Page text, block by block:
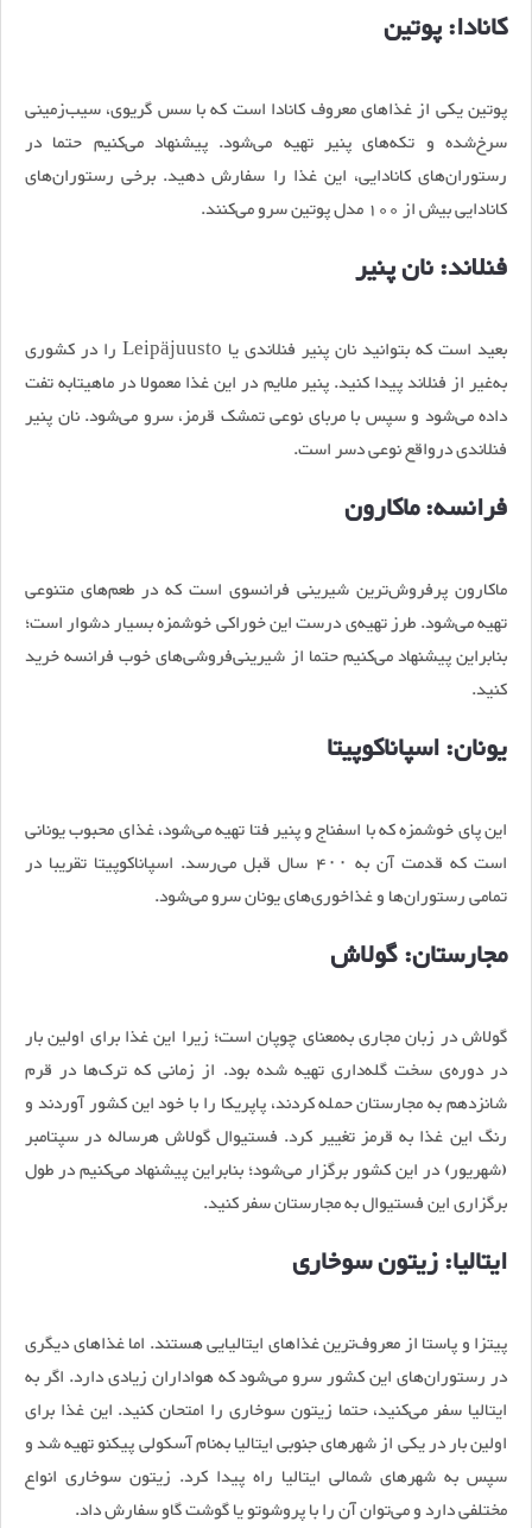
کانادا: پوتین
پوتین یکی از غذاهای معروف کانادا است که با سس گریوی، سیب‌زمینی
سرخ‌شده و تکه‌های پنیر تهیه می‌شود. پیشنهاد می‌کنیم حتما در
رستوران‌های کانادایی،‌ این غذا را سفارش دهید. برخی رستوران‌های
کانادایی بیش از 100 مدل پوتین سرو می‌کنند.
فنلاند: نان پنیر
بعید است که بتوانید نان پنیر فنلاندی یا Leipäjuusto را در کشوری
به‌غیر از فنلاند پیدا کنید. پنیر ملایم در این غذا معمولا در ماهیتابه تفت
داده می‌شود و سپس با مربای نوعی تمشک قرمز، سرو می‌شود. نان پنیر
فنلاندی درواقع نوعی دسر است.
فرانسه: ماکارون
ماکارون پرفروش‌ترین شیرینی فرانسوی است که در طعم‌های متنوعی
تهیه می‌شود. طرز تهیه‌ی درست این خوراکی خوشمزه بسیار دشوار است؛
بنابراین پیشنهاد می‌کنیم حتما از شیرینی‌‌فروشی‌های خوب فرانسه خرید
کنید.
یونان: اسپاناکوپیتا
این پای خوشمزه که با اسفناج و پنیر فتا تهیه می‌شود، غذای محبوب یونانی
است که قدمت آن به ۴۰۰ سال قبل می‌رسد. اسپاناکوپیتا تقریبا در
تمامی رستوران‌ها و غذاخوری‌های یونان سرو می‌شود.
مجارستان: گولاش
گولاش در زبان مجاری به‌معنای چوپان است؛ زیرا این غذا برای اولین بار
در دوره‌ی سخت گله‌داری تهیه شده بود. از زمانی که ترک‌ها در قرم
شانزدهم به مجارستان حمله کردند، پاپریکا را با خود این کشور آوردند و
رنگ این غذا به قرمز تغییر کرد. فستیوال گولاش هرساله در سپتامبر
(شهریور) در این کشور برگزار می‌شود؛ بنابراین پیشنهاد می‌کنیم در طول
برگزاری این فستیوال به مجارستان سفر کنید.
ایتالیا: زیتون سوخاری
پیتزا و پاستا از معروف‌ترین غذاهای ایتالیایی هستند. اما غذاهای دیگری
در رستوران‌های این کشور سرو می‌شود که هواداران زیادی دارد. اگر به
ایتالیا سفر می‌کنید، حتما زیتون سوخاری را امتحان کنید. این غذا برای
اولین بار در یکی از شهرهای جنوبی ایتالیا به‌نام آسکولی پیکنو تهیه شد و
سپس به شهرهای شمالی ایتالیا راه پیدا کرد. زیتون سوخاری انواع
مختلفی دارد و می‌توان آن را با پروشوتو یا گوشت گاو سفارش داد.